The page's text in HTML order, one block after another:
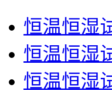
恒温恒湿
恒温恒湿
恒温恒湿